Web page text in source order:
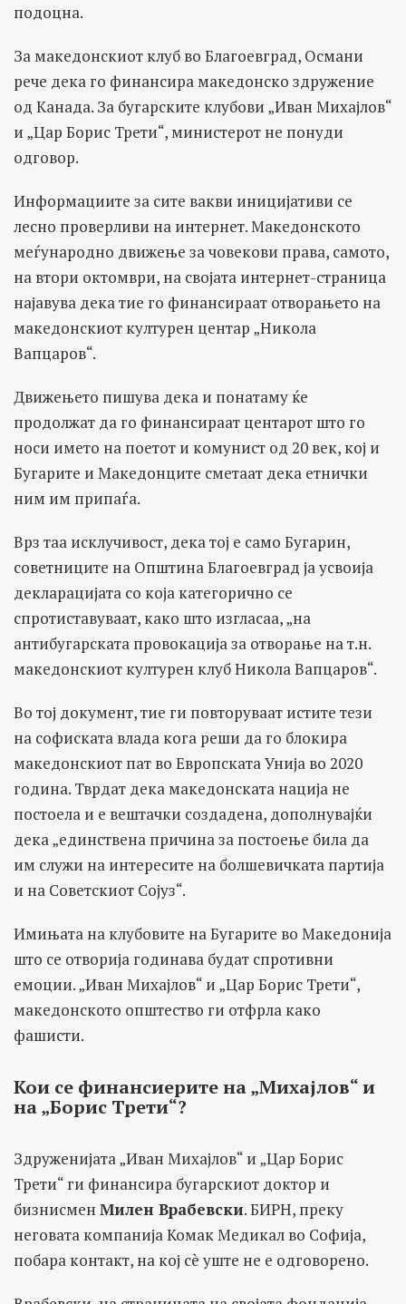
подоцна.
За македонскиот клуб во Благоевград, Османи
рече дека го финансира македонско здружение
од Канада. За бугарските клубови „Иван Михајлов“
и „Цар Борис Трети“, министерот не понуди
одговор.
Информациите за сите вакви иницијативи се
лесно проверливи на интернет. Македонското
меѓународно движење за човекови права, самото,
на втори октомври, на својата интернет-страница
најавува дека тие го финансираат отворањето на
македонскиот културен центар „Никола
Вапцаров“.
Движењето пишува дека и понатаму ќе
продолжат да го финансираат центарот што го
носи името на поетот и комунист од 20 век, кој и
Бугарите и Македонците сметаат дека етнички
ним им припаѓа.
Врз таа исклучивост, дека тој е само Бугарин,
советниците на Општина Благоевград ја усвоија
декларацијата со која категорично се
спротиставуваат, како што изгласаа, „на
антибугарската провокација за отворање на т.н.
македонскиот културен клуб Никола Вапцаров“.
Во тој документ, тие ги повторуваат истите тези
на софиската влада кога реши да го блокира
македонскиот пат во Европската Унија во 2020
година. Тврдат дека македонската нација не
постоела и е вештачки создадена, дополнувајќи
дека „единствена причина за постоење била да
им служи на интересите на болшевичката партија
и на Советскиот Сојуз“.
Имињата на клубовите на Бугарите во Македонија
што се отворија годинава будат спротивни
емоции. „Иван Михајлов“ и „Цар Борис Трети“,
македонското општество ги отфрла како
фашисти.
Кои се финансиерите на „Михајлов“ и
на „Борис Трети“?
Здруженијата „Иван Михајлов“ и „Цар Борис
Трети“ ги финансира бугарскиот доктор и
бизнисмен Милен Врабевски. БИРН, преку
неговата компанија Комак Медикал во Софија,
побара контакт, на кој сè уште не е одговорено.